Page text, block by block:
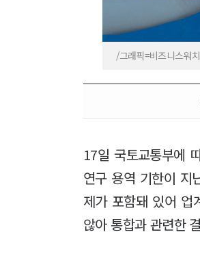
/그래픽=비즈니스워
17일 국토교통부에
연구 용역 기한이 지
제가 포함돼 있어 업
않아 통합과 관련한